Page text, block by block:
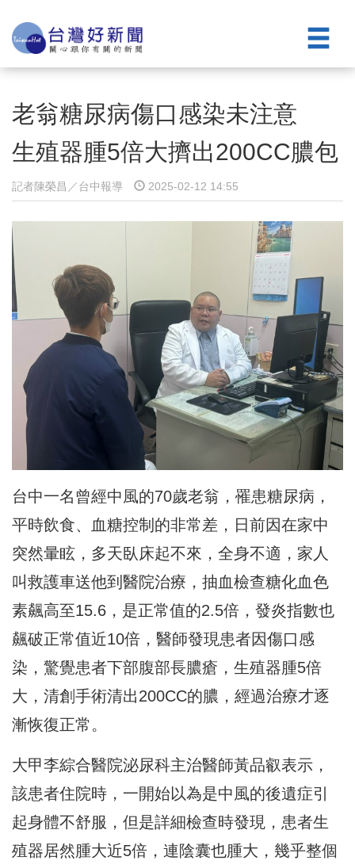
老翁糖尿病傷口感染未注意
生殖器腫5倍大擠出200CC膿包
記者陳榮昌／台中報導 2025-02-12 14:55
台中一名曾經中風的70歲老翁，罹患糖尿病，
平時飲食、血糖控制的非常差，日前因在家中
突然暈眩，多天臥床起不來，全身不適，家人
叫救護車送他到醫院治療，抽血檢查糖化血色
素飆高至15.6，是正常值的2.5倍，發炎指數也
飆破正常值近10倍，醫師發現患者因傷口感
染，驚覺患者下部腹部長膿瘡，生殖器腫5倍
大，清創手術清出200CC的膿，經過治療才逐
漸恢復正常。
大甲李綜合醫院泌尿科主治醫師黃品叡表示，
該患者住院時，一開始以為是中風的後遺症引
起身體不舒服，但是詳細檢查時發現，患者生
殖器居然腫大近5倍，連陰囊也腫大，幾乎整個